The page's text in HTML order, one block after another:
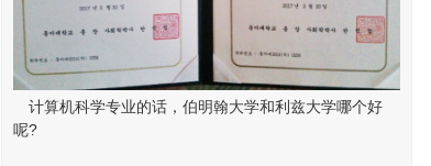
计算机科学专业的话，伯明翰大学和利兹大学哪个好
呢?